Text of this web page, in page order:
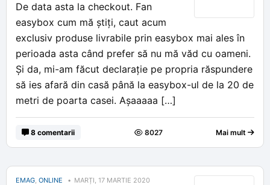
De data asta la checkout. Fan
easybox cum mă știți, caut acum
exclusiv produse livrabile prin easybox mai ales în
perioada asta când prefer să nu mă văd cu oameni.
Și da, mi-am făcut declarație pe propria răspundere
să ies afară din casă până la easybox-ul de la 20 de
metri de poarta casei. Așaaaaa […]
8 comentarii 8027 Mai mult
EMAG, ONLINE MARȚI, 17 MARTIE 2020